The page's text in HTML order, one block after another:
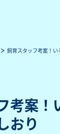
飼育スタッフ考案！
考案！
おり